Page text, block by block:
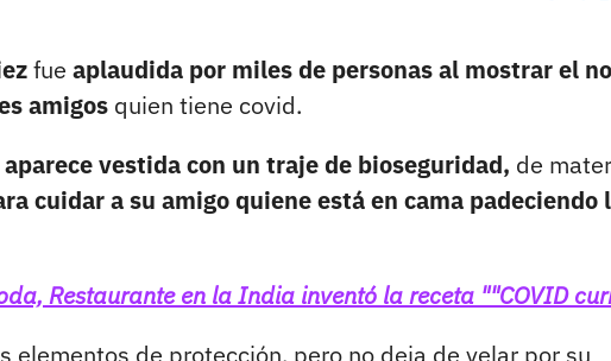
fue aplaudida por miles de personas al mostrar el
amigos quien tiene covid.
aparece vestida con un traje de bioseguridad, de
cuidar a su amigo quiene está en cama padeciendo
Restaurante en la India inventó la receta ""COVID